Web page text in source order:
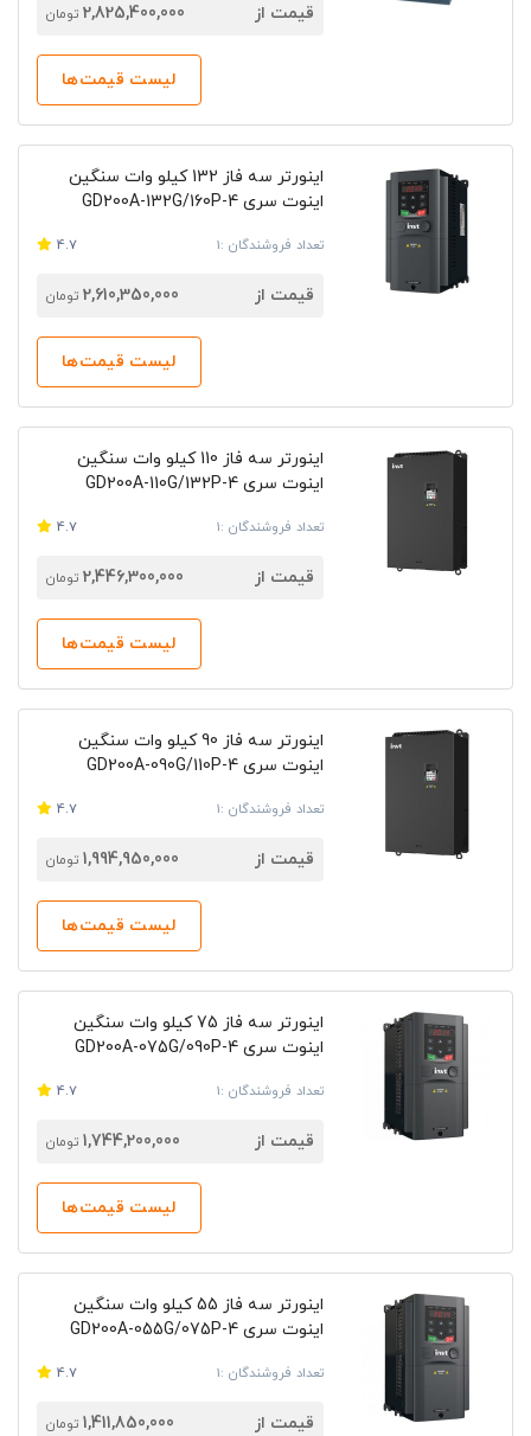
قیمت از 2,825,400,000 تومان
لیست قیمت‌ها
اینورتر سه فاز 132 کیلو وات سنگین
اینوت سری GD200A-132G/160P-4
تعداد فروشندگان :1 4.7
قیمت از 2,610,350,000 تومان
لیست قیمت‌ها
اینورتر سه فاز 110 کیلو وات سنگین
اینوت سری GD200A-110G/132P-4
تعداد فروشندگان :1 4.7
قیمت از 2,446,300,000 تومان
لیست قیمت‌ها
اینورتر سه فاز 90 کیلو وات سنگین
اینوت سری GD200A-090G/110P-4
تعداد فروشندگان :1 4.7
قیمت از 1,994,950,000 تومان
لیست قیمت‌ها
اینورتر سه فاز 75 کیلو وات سنگین
اینوت سری GD200A-075G/090P-4
تعداد فروشندگان :1 4.7
قیمت از 1,744,200,000 تومان
لیست قیمت‌ها
اینورتر سه فاز 55 کیلو وات سنگین
اینوت سری GD200A-055G/075P-4
تعداد فروشندگان :1 4.7
قیمت از 1,411,850,000 تومان